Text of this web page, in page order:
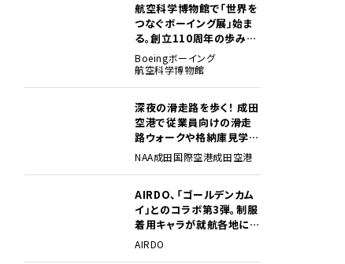
航空科学博物館で「世界を
つなぐボーイング展」始ま
る。創立110周年の歩みを
貴重な資料でたどる
Boeingボーイング
航空科学博物館
深夜の滑走路を歩く！ 成田
空港で従業員向けの滑走
路ウォークや格納庫見学イ
ベントを初開催
NAA成田国際空港成田空港
AIRDO、「ゴールデンカム
イ」とのコラボ第3弾。制服
着用キャラが就航各地に登
場
AIRDO